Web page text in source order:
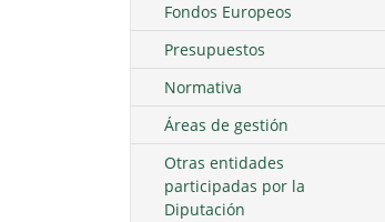
Fondos Europeos
Presupuestos
Normativa
Áreas de gestión
Otras entidades
participadas por la
Diputación